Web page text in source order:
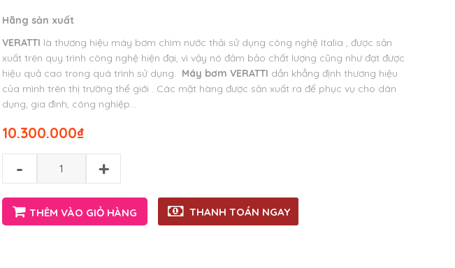
Hãng sản xuất
VERATTI là thương hiệu máy bơm chìm nước thải sử dụng công nghệ Italia , được sản
xuất trên quy trình công nghệ hiện đại, vì vậy nó đảm bảo chất lượng cũng như đạt được
hiệu quả cao trong quá trình sử dụng. Máy bơm VERATTI dần khẳng định thương hiệu
của mình trên thị trường thế giới . Các mặt hàng được sản xuất ra để phục vụ cho dân
dụng, gia đình, công nghiệp…
₫
10.300.000
- +
THÊM VÀO GIỎ HÀNG THANH TOÁN NGAY